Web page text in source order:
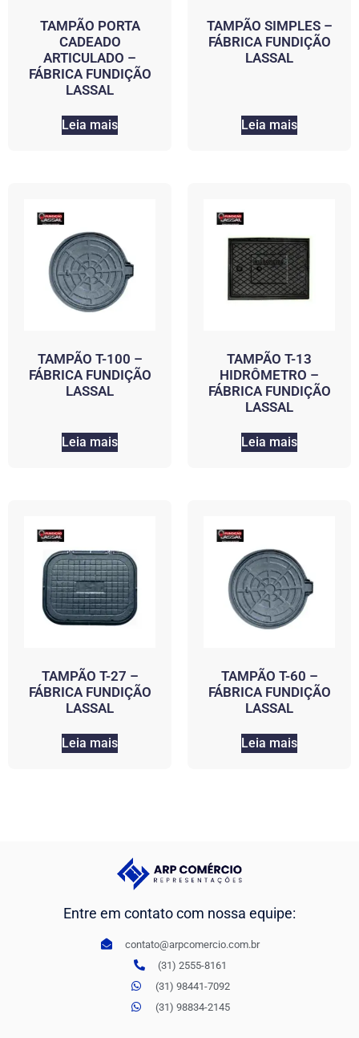
TAMPÃO PORTA
CADEADO
ARTICULADO –
FÁBRICA FUNDIÇÃO
LASSAL
Leia mais
TAMPÃO SIMPLES –
FÁBRICA FUNDIÇÃO
LASSAL
Leia mais
TAMPÃO T-100 –
FÁBRICA FUNDIÇÃO
LASSAL
Leia mais
TAMPÃO T-13
HIDRÔMETRO –
FÁBRICA FUNDIÇÃO
LASSAL
Leia mais
TAMPÃO T-27 –
FÁBRICA FUNDIÇÃO
LASSAL
Leia mais
TAMPÃO T-60 –
FÁBRICA FUNDIÇÃO
LASSAL
Leia mais
Entre em contato com nossa equipe:
contato@arpcomercio.com.br
(31) 2555-8161
(31) 98441-7092
(31) 98834-2145